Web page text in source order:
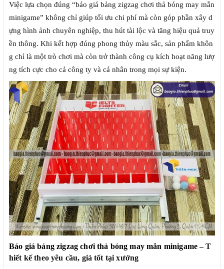
Việc lựa chọn đúng “báo giá bảng zigzag chơi thả bóng may mắn
minigame” không chỉ giúp tối ưu chi phí mà còn góp phần xây d
ựng hình ảnh chuyên nghiệp, thu hút tài lộc và tăng hiệu quả truy
ền thông. Khi kết hợp đúng phong thủy màu sắc, sản phẩm khôn
g chỉ là một trò chơi mà còn trở thành công cụ kích hoạt năng lượ
ng tích cực cho cả công ty và cá nhân trong mọi sự kiện.
Báo giá bảng zigzag chơi thả bóng may mắn minigame– T
hiết kế theo yêu cầu, giá tốt tại xưởng